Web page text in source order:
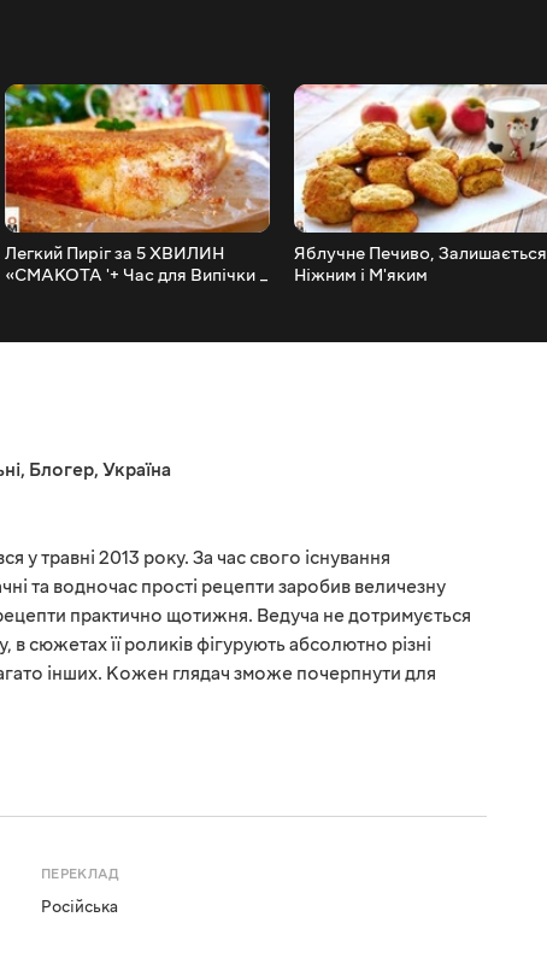
Легкий Пиріг за 5 ХВИЛИН
«СМАКОТА '+ Час для Випічки _
Яблучне Печиво, Залишається
Ніжним і М'яким
, Блогер, Україна
у травні 2013 року. За час свого існування
та водночас прості рецепти заробив величезну
практично щотижня. Ведуча не дотримується
в сюжетах її роликів фігурують абсолютно різні
інших. Кожен глядач зможе почерпнути для
ПЕРЕКЛАД
Російська